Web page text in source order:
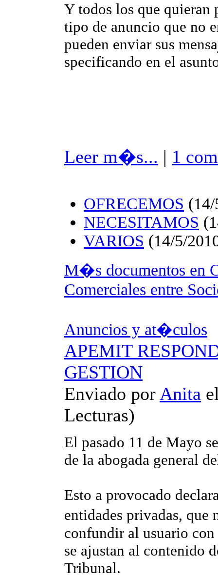
Y todos los que quieran
tipo de anuncio que no
pueden enviar sus
specificando en el
Leer m�s... | 1
OFRECEMOS
NECESITAMOS
VARIOS (14/5/
M�s documentos en
Comerciales entre
Anuncios y at�culos
APEMIT
GESTION
Enviado por Anita
Lecturas)
El pasado 11 de Mayo
de la abogada general
Esto a provocado
entidades privadas, que
confundir al usuario
se ajustan al contenido
Tribunal.